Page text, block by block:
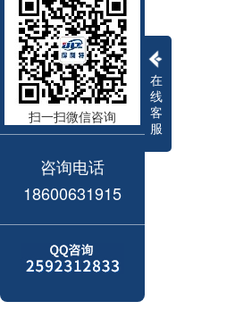
在
线
客
服
扫一扫微信咨询
咨询电话
18600631915